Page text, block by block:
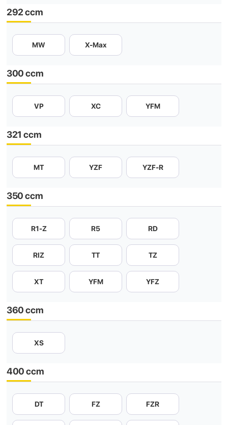
292 ccm
MW X-Max
300 ccm
VP XC YFM
321 ccm
MT YZF YZF-R
350 ccm
R1-Z R5 RD
RIZ TT TZ
XT YFM YFZ
360 ccm
XS
400 ccm
DT FZ FZR